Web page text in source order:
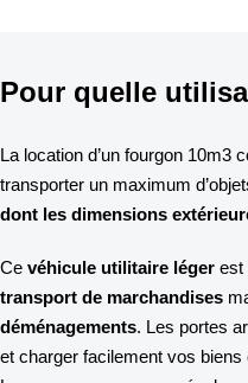
Pour quelle
La location d’un fourgon 10m3
transporter un maximum
dont les dimensions
Ce véhicule utilitaire léger est
transport de marchandises
déménagements. Les portes
et charger facilement vos biens